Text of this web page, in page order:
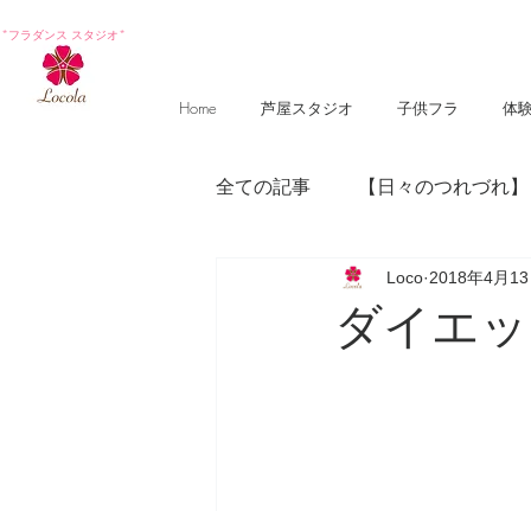
*フラダンス スタジオ*
Home 芦屋スタジオ 子供フラ 体
全ての記事 【日々のつれづれ】
【photography 】 【poem
ダイエ
Loco 2018年4月